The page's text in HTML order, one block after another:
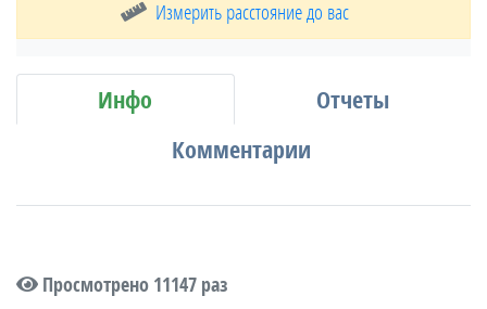
Измерить расстояние до вас
Инфо
Отчеты
Комментарии
Просмотрено 11147 раз